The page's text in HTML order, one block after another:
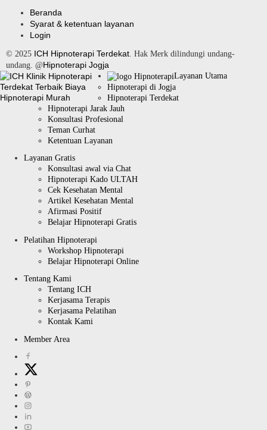
Beranda
Syarat & ketentuan layanan
Login
© 2025 ICH Hipnoterapi Terdekat . Hak Merk dilindungi undang-
undang. @Hipnoterapi Jogja
Layanan Utama
Hipnoterapi di Jogja
Hipnoterapi Terdekat
Hipnoterapi Jarak Jauh
Konsultasi Profesional
Teman Curhat
Ketentuan Layanan
Layanan Gratis
Konsultasi awal via Chat
Hipnoterapi Kado ULTAH
Cek Kesehatan Mental
Artikel Kesehatan Mental
Afirmasi Positif
Belajar Hipnoterapi Gratis
Pelatihan Hipnoterapi
Workshop Hipnoterapi
Belajar Hipnoterapi Online
Tentang Kami
Tentang ICH
Kerjasama Terapis
Kerjasama Pelatihan
Kontak Kami
Member Area